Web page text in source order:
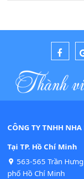
CÔNG TY TNHH
Tại TP. Hồ Chí Minh
563-565 Trần
phố Hồ Chí Minh